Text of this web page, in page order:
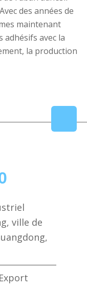
des années de
maintenant
avec la
la production
ville de